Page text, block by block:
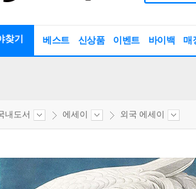
찾기 베스트 신상품 이벤트 바이백 매
내도서 에세이 외국 에세이